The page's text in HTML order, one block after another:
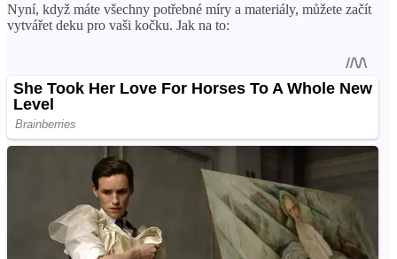
Nyní, když máte všechny potřebné míry a materiály, můžete začít
vytvářet deku pro vaši kočku. Jak na to: